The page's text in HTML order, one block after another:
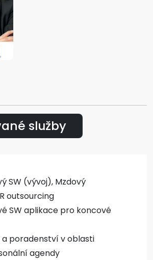
služby
SW (vývoj), Mzdový
outsourcing
SW aplikace pro koncové
a poradenství v oblasti
agendy